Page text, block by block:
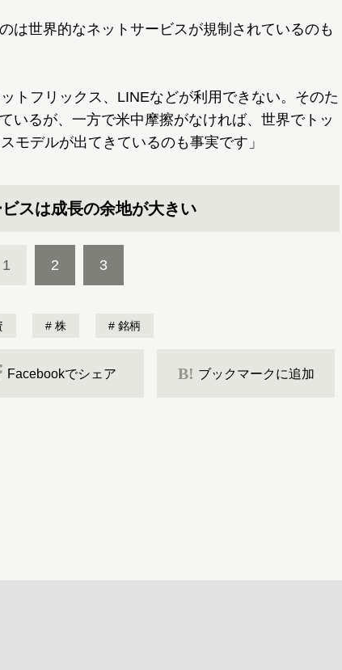
は世界的なネットサービスが規制されているのも
トフリックス、LINEなどが利用できない。そのた
いるが、一方で米中摩擦がなければ、世界でトッ
モデルが出てきているのも事実です」
スは成長の余地が大きい
1 2 3
株 銘柄
Facebookでシェア B! ブックマークに追加